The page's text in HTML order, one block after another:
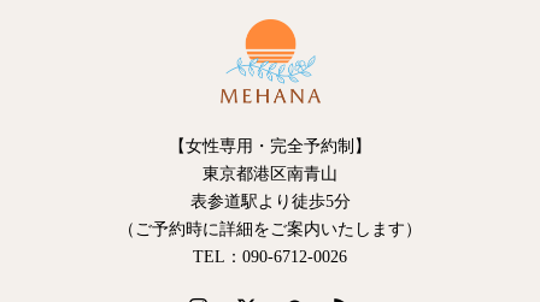
【女性専用・完全予約制】
東京都港区南青山
表参道駅より徒歩5分
（ご予約時に詳細をご案内いたします）
TEL：090‐6712‐0026